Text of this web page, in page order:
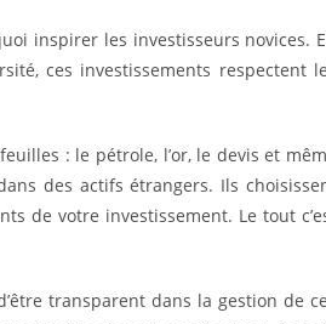
inspirer les investisseurs novices.
ces investissements respectent
: le pétrole, l’or, le devis et
des actifs étrangers. Ils
de votre investissement. Le tout
transparent dans la gestion de